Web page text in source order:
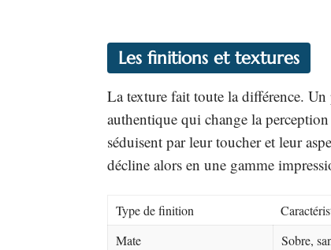
Les finitions et textures
La texture fait toute la différence.
authentique qui change la
séduisent par leur toucher et leur
décline alors en une gamme
Type de finition
Mate
Sobre,